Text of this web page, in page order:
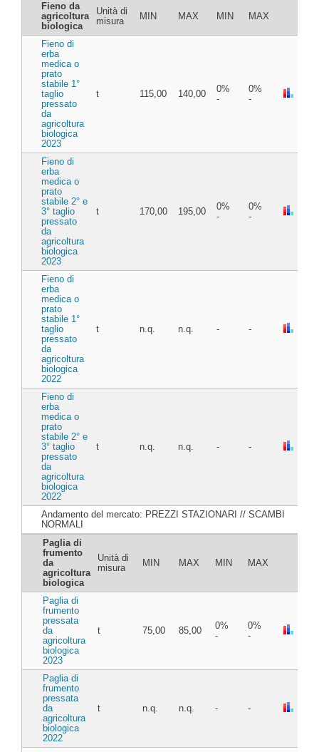
Fieno da
agricoltura
biologica
Unità di
misura
MIN MAX MIN MAX
Fieno di
erba
medica o
prato
stabile 1°
taglio
pressato
da
agricoltura
biologica
2023
t 115,00 140,00
0%
-
0%
-
Fieno di
erba
medica o
prato
stabile 2° e
3° taglio
pressato
da
agricoltura
biologica
2023
t 170,00 195,00
0%
-
0%
-
Fieno di
erba
medica o
prato
stabile 1°
taglio
pressato
da
agricoltura
biologica
2022
t n.q. n.q. - -
Fieno di
erba
medica o
prato
stabile 2° e
3° taglio
pressato
da
agricoltura
biologica
2022
t n.q. n.q. - -
Andamento del mercato: PREZZI STAZIONARI // SCAMBI
NORMALI
Paglia di
frumento
da
agricoltura
biologica
Unità di
misura
MIN MAX MIN MAX
Paglia di
frumento
pressata
da
agricoltura
biologica
2023
t 75,00 85,00
0%
-
0%
-
Paglia di
frumento
pressata
da
agricoltura
biologica
2022
t n.q. n.q. - -